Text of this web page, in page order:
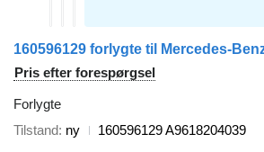
Pris efter forespørgsel
Forlygte
Tilstand ny
160596129 A9618204039